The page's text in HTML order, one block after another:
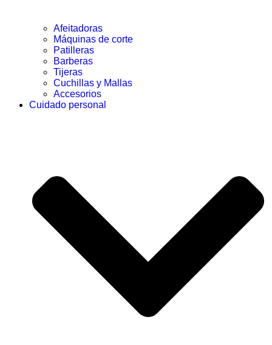
Afeitadoras
Máquinas de corte
Patilleras
Barberas
Tijeras
Cuchillas y Mallas
Accesorios
Cuidado personal